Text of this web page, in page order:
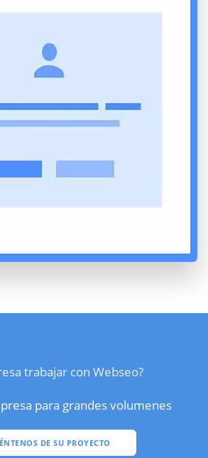
trabajar con Webseo?
para grandes volumenes
DE SU PROYECTO